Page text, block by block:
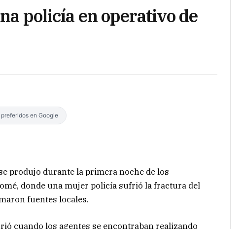
policía en operativo de
en Google
produjo durante la primera noche de los
donde una mujer policía sufrió la fractura del
fuentes locales.
cuando los agentes se encontraban realizando